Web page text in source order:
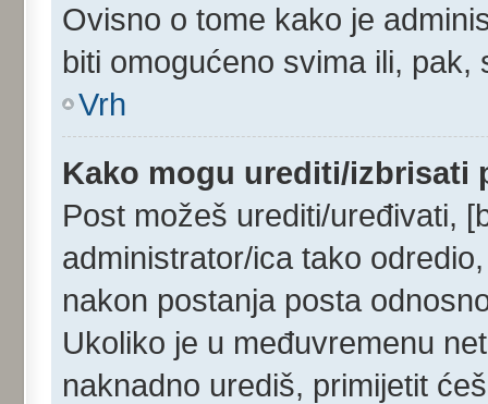
Ovisno o tome kako je
biti omogućeno svima ili,
Vrh
Kako mogu urediti/izbrisati
Post možeš urediti/uređivati,
administrator/ica tako
nakon postanja posta
Ukoliko je u međuvremenu
naknadno urediš, primijetit